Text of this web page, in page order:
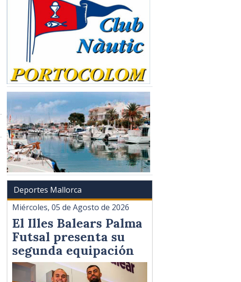
Deportes Mallorca
Miércoles, 05 de Agosto de 2026
El Illes Balears Palma
Futsal presenta su
segunda equipación